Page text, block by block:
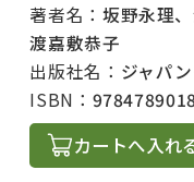
著者名： 坂野永理
渡嘉敷恭子
出版社名： ジャパ
ISBN：
カートへ入れ